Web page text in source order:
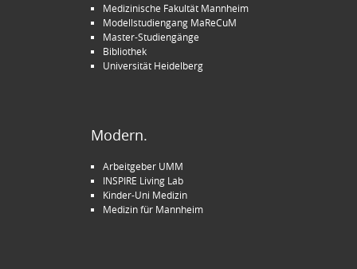
Medizinische Fakultät Mannheim
Modellstudiengang MaReCuM
Master-Studiengänge
Bibliothek
Universität Heidelberg
Modern.
Arbeitgeber UMM
INSPIRE Living Lab
Kinder-Uni Medizin
Medizin für Mannheim